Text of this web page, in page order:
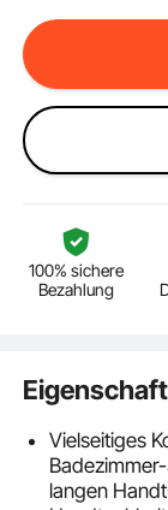
100% sichere
Bezahlung
Vielseitiges
langen